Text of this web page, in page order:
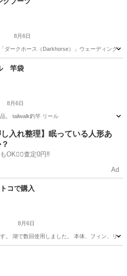
8月6日
ダークホース（Darkhorse）」ウェーディングブ
ダークホース
竿袋
8月6日
。 tailwalk釣竿 リール
釣竿
し入れ整理】眠っている人形あ
OK🙆‍♀️査定0円‼️
Ad
コで購入
8月6日
。 湖で数回使用しました。 本体、フィン、リー